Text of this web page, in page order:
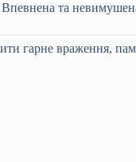
та
гарне враження,